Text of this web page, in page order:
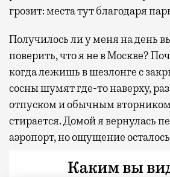
грозит: места тут благодаря
Получилось ли у меня на день
поверить, что я не в Москве?
когда лежишь в шезлонге с
сосны шумят где-то наверху,
отпуском и обычным
стирается. Домой я вернулась
аэропорт, но ощущение
отдохнувшей.